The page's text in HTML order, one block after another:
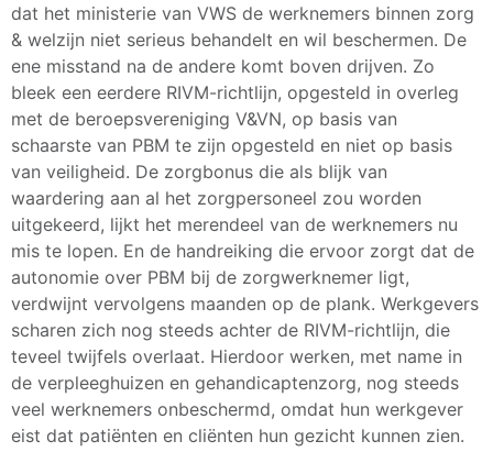
dat het ministerie van VWS de werknemers binnen zorg
& welzijn niet serieus behandelt en wil beschermen. De
ene misstand na de andere komt boven drijven. Zo
bleek een eerdere RIVM-richtlijn, opgesteld in overleg
met de beroepsvereniging V&VN, op basis van
schaarste van PBM te zijn opgesteld en niet op basis
van veiligheid. De zorgbonus die als blijk van
waardering aan al het zorgpersoneel zou worden
uitgekeerd, lijkt het merendeel van de werknemers nu
mis te lopen. En de handreiking die ervoor zorgt dat de
autonomie over PBM bij de zorgwerknemer ligt,
verdwijnt vervolgens maanden op de plank. Werkgevers
scharen zich nog steeds achter de RIVM-richtlijn, die
teveel twijfels overlaat. Hierdoor werken, met name in
de verpleeghuizen en gehandicaptenzorg, nog steeds
veel werknemers onbeschermd, omdat hun werkgever
eist dat patiënten en cliënten hun gezicht kunnen zien.